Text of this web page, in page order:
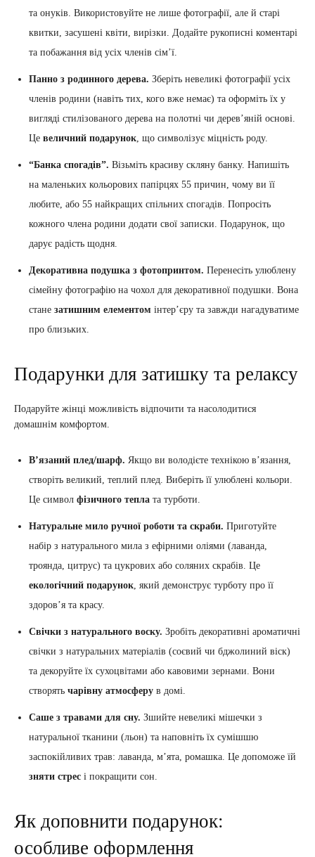
та онуків. Використовуйте не лише фотографії, але й старі
квитки, засушені квіти, вирізки. Додайте рукописні коментарі
та побажання від усіх членів сім’ї.
Панно з родинного дерева. Зберіть невеликі фотографії усіх
членів родини (навіть тих, кого вже немає) та оформіть їх у
вигляді стилізованого дерева на полотні чи дерев’яній основі.
Це величний подарунок, що символізує міцність роду.
“Банка спогадів”. Візьміть красиву скляну банку. Напишіть
на маленьких кольорових папірцях 55 причин, чому ви її
любите, або 55 найкращих спільних спогадів. Попросіть
кожного члена родини додати свої записки. Подарунок, що
дарує радість щодня.
Декоративна подушка з фотопринтом. Перенесіть улюблену
сімейну фотографію на чохол для декоративної подушки. Вона
стане затишним елементом інтер’єру та завжди нагадуватиме
про близьких.
Подарунки для затишку та релаксу
Подаруйте жінці можливість відпочити та насолодитися
домашнім комфортом.
В’язаний плед/шарф. Якщо ви володієте технікою в’язання,
створіть великий, теплий плед. Виберіть її улюблені кольори.
Це символ фізичного тепла та турботи.
Натуральне мило ручної роботи та скраби. Приготуйте
набір з натурального мила з ефірними оліями (лаванда,
троянда, цитрус) та цукрових або соляних скрабів. Це
екологічний подарунок, який демонструє турботу про її
здоров’я та красу.
Свічки з натурального воску. Зробіть декоративні ароматичні
свічки з натуральних матеріалів (соєвий чи бджолиний віск)
та декоруйте їх сухоцвітами або кавовими зернами. Вони
створять чарівну атмосферу в домі.
Саше з травами для сну. Зшийте невеликі мішечки з
натуральної тканини (льон) та наповніть їх сумішшю
заспокійливих трав: лаванда, м’ята, ромашка. Це допоможе їй
зняти стрес і покращити сон.
Як доповнити подарунок:
особливе оформлення